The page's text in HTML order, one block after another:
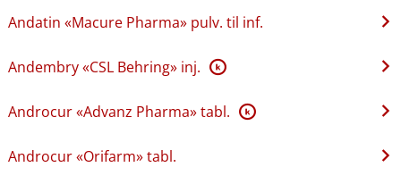
Andatin «Macure Pharma» pulv. til inf.
Andembry «CSL Behring» inj. K
Androcur «Advanz Pharma» tabl. K
Androcur «Orifarm» tabl.